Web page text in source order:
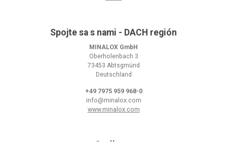
Spojte sa s nami - DACH región
MINALOX GmbH
Oberholenbach 3
73453 Abtsgmünd
Deutschland
+49 7975 959 968-0
info@minalox.com
www.minalox.com